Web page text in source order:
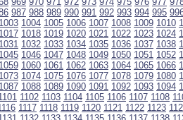
987 988 989 990 991 992 993 994 995
1003 1004 1005 1006 1007 1008 1009 1010
1017 1018 1019 1020 1021 1022 1023 1024
1031 1032 1033 1034 1035 1036 1037 1038
1045 1046 1047 1048 1049 1050 1051 1052
1059 1060 1061 1062 1063 1064 1065 1066
1073 1074 1075 1076 1077 1078 1079 1080
1087 1088 1089 1090 1091 1092 1093 1094
1102 1103 1104 1105 1106 1107 1108
1117 1118 1119 1120 1121 1122 1123